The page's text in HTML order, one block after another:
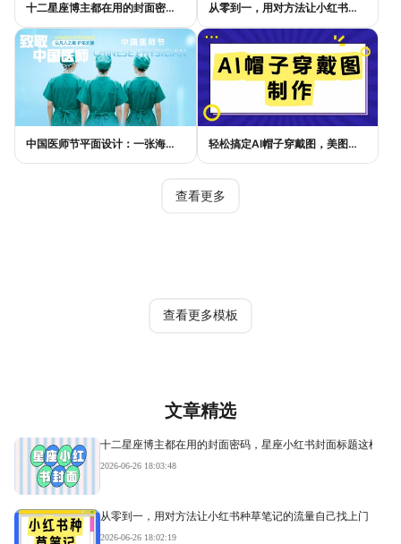
十二星座博主都在用的封面密码，星座小红书封面标题这样写才吸睛 从零到一，用对方法让小红书种草笔记的流量自己找上门
中国医师节平面设计：一张海报如何讲好白衣故事 轻松搞定AI帽子穿戴图，美图设计室电商主图教程
查看更多
查看更多模板
文章精选
十二星座博主都在用的封面密码，星座小红书封面标题这样写
2026-06-26 18:03:48
从零到一，用对方法让小红书种草笔记的流量自己找上门
2026-06-26 18:02:19